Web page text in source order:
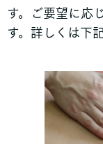
す。ご要望に応
す。詳しくは下